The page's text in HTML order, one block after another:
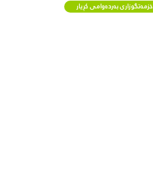
خزمەتگوزاری بەردەوامی کڕیار